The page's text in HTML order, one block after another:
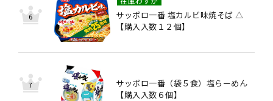
サッポロ一番 塩カルビ味焼そば △
【購入入数１２個】
サッポロ一番（袋５食）塩らーめん
【購入入数６個】